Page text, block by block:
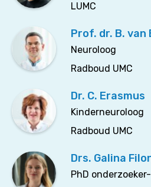
LUMC
Prof. dr. B. van
Neuroloog
Radboud UMC
Dr. C. Erasmus
Kinderneuroloog
Radboud UMC
Drs. Galina
PhD